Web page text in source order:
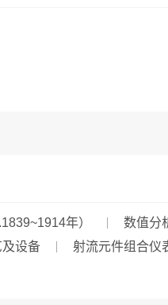
年） 数值分
设备 射流元件组合仪